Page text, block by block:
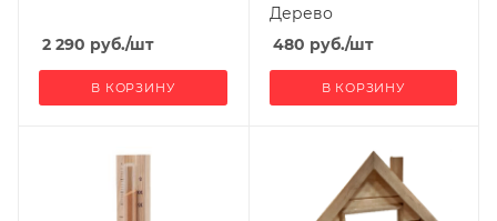
2 290 руб./шт
В КОРЗИНУ
Дерево
480 руб./шт
В КОРЗИНУ
Ширина, мм
Глубина, мм Глубина, мм